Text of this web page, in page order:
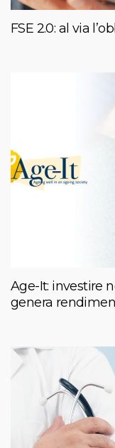
FSE 2.0: al via
Age-It: investire
genera